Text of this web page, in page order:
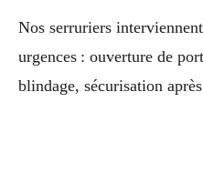
Nos serruriers
urgences : ouverture de
blindage, sécurisation